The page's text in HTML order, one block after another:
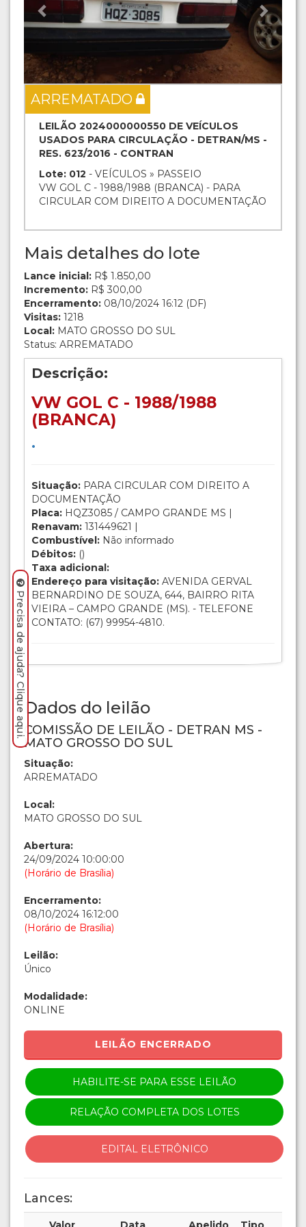
ARREMATADO
LEILÃO 2024000000550 DE VEÍCULOS
USADOS PARA CIRCULAÇÃO - DETRAN/MS -
RES. 623/2016 - CONTRAN
Lote: 012 - VEÍCULOS » PASSEIO
VW GOL C - 1988/1988 (BRANCA) - PARA
CIRCULAR COM DIREITO A DOCUMENTAÇÃO
Mais detalhes do lote
Lance inicial: R$ 1.850,00
Incremento: R$ 300,00
Encerramento: 08/10/2024 16:12 (DF)
Visitas: 1218
Local: MATO GROSSO DO SUL
Status: ARREMATADO
Descrição:
VW GOL C - 1988/1988
(BRANCA)
.
Situação: PARA CIRCULAR COM DIREITO A
DOCUMENTAÇÃO
Placa: HQZ3085 / CAMPO GRANDE MS |
Renavam: 131449621 |
Combustível: Não informado
Débitos: ()
Taxa adicional:
Endereço para visitação: AVENIDA GERVAL
BERNARDINO DE SOUZA, 644, BAIRRO RITA
VIEIRA – CAMPO GRANDE (MS). - TELEFONE
CONTATO: (67) 99954-4810.
Dados do leilão
COMISSÃO DE LEILÃO - DETRAN MS -
MATO GROSSO DO SUL
Situação:
ARREMATADO
Local:
MATO GROSSO DO SUL
Abertura:
24/09/2024 10:00:00
(Horário de Brasília)
Encerramento:
08/10/2024 16:12:00
(Horário de Brasília)
Leilão:
Único
Modalidade:
ONLINE
LEILÃO ENCERRADO
HABILITE-SE PARA ESSE LEILÃO
RELAÇÃO COMPLETA DOS LOTES
EDITAL ELETRÔNICO
Lances:
Precisa de ajuda? Clique aqui.